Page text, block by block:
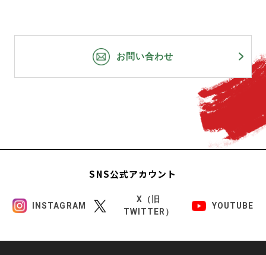
お問い合わせ
SNS公式アカウント
INSTAGRAM
X（旧
TWITTER）
YOUTUBE